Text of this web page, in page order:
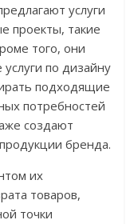
услуги
проекты, такие
того, они
по дизайну
подходящие
потребностей
создают
бренда.
их
товаров,
точки